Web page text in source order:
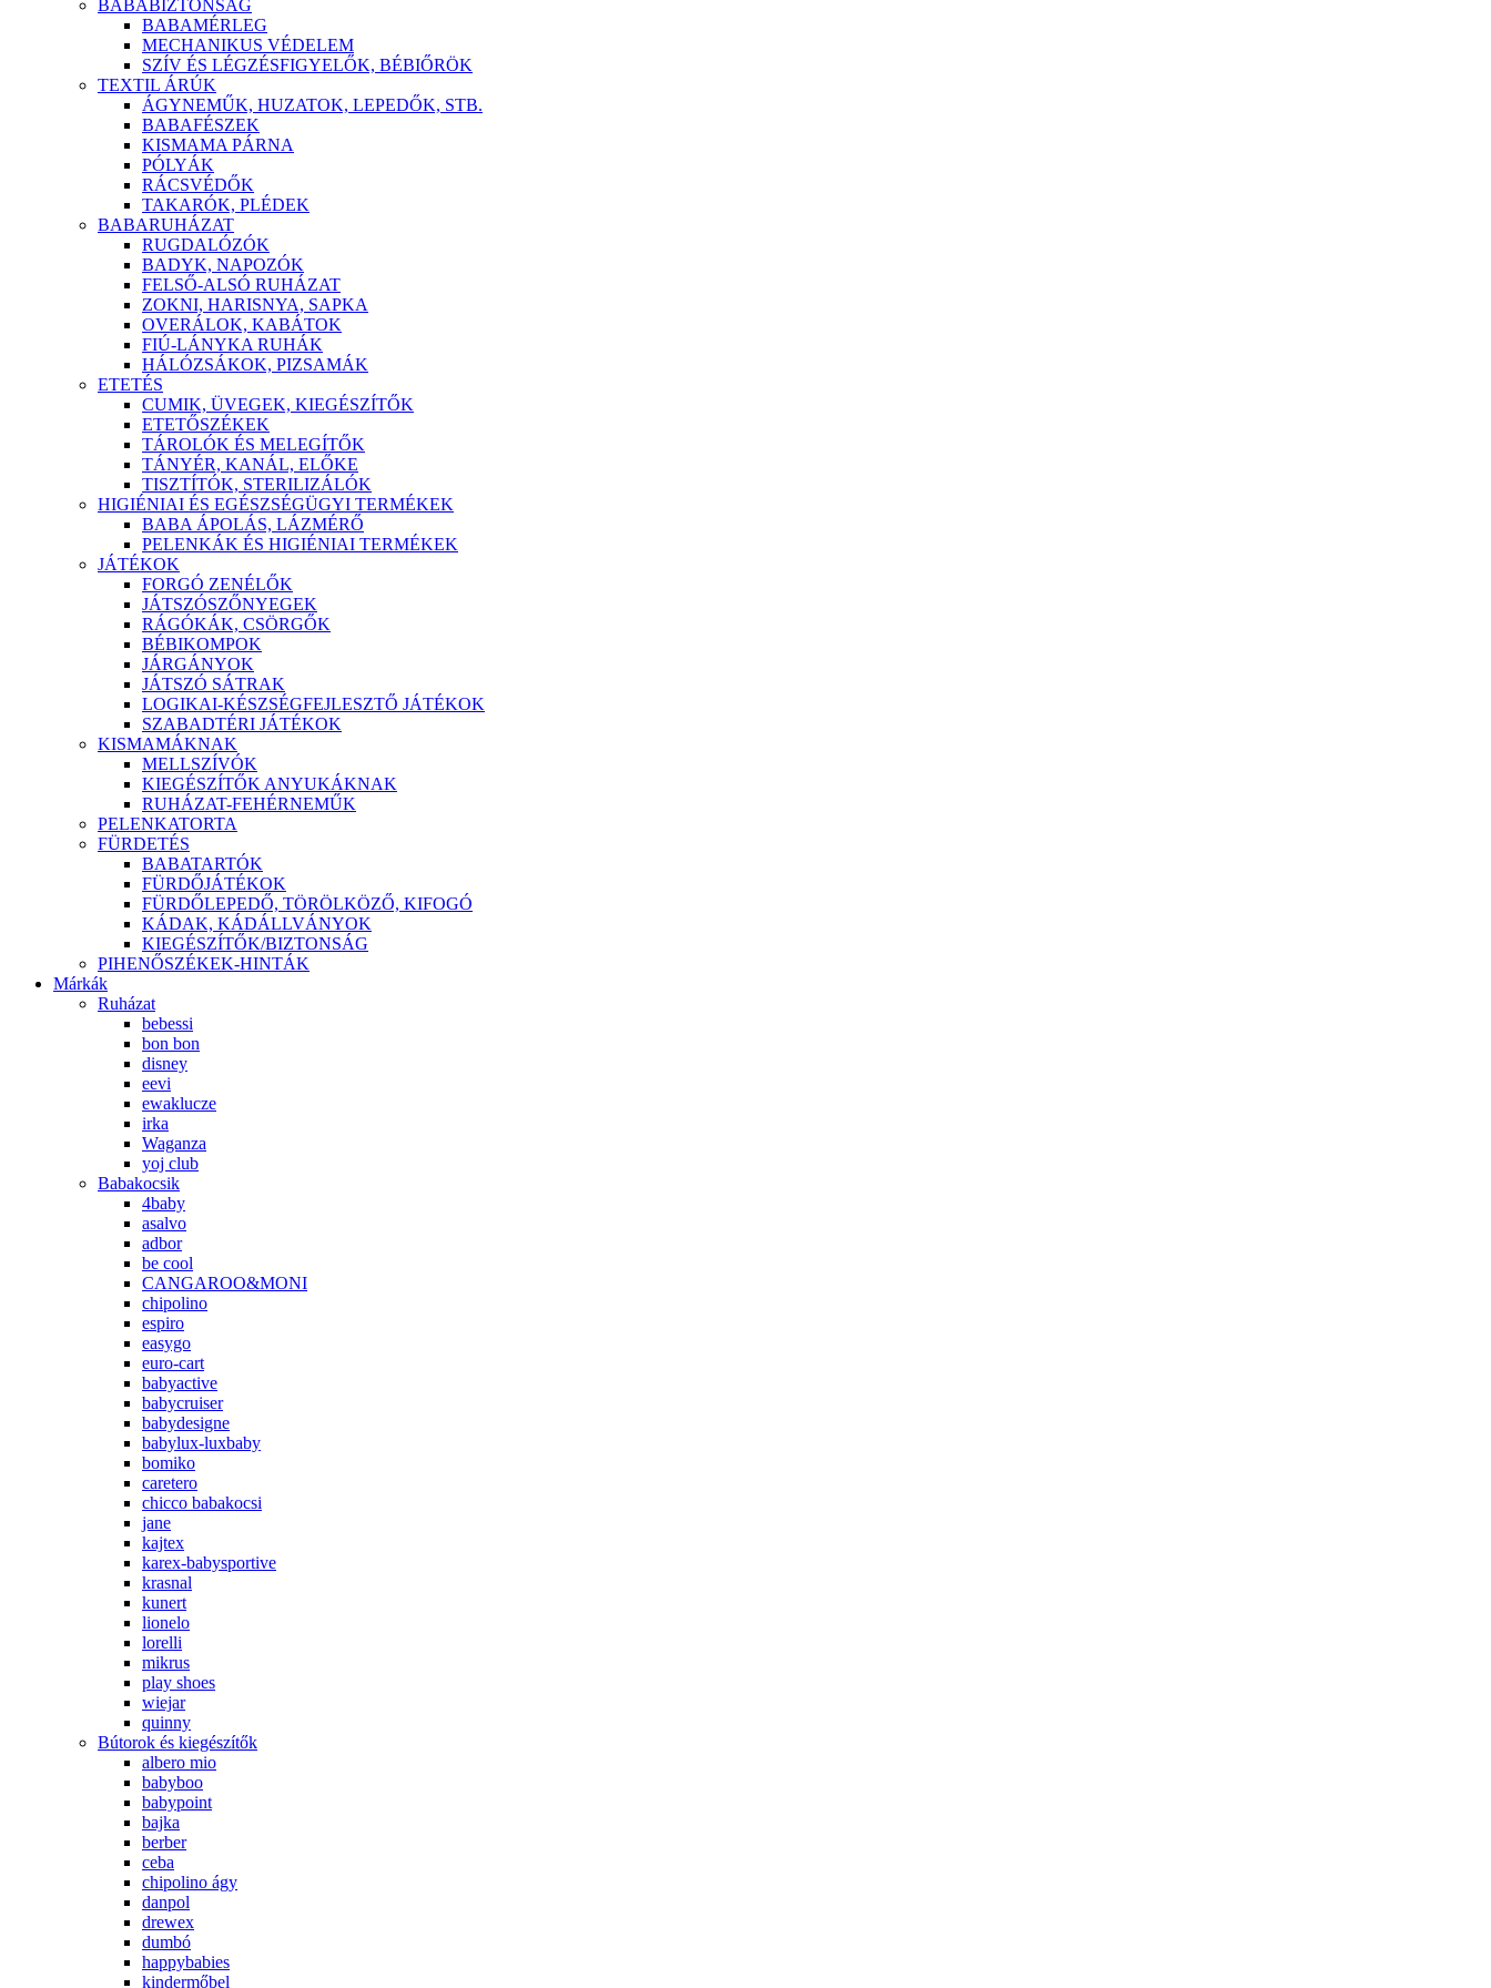
BABABIZTONSÁG
BABAMÉRLEG
MECHANIKUS VÉDELEM
SZÍV ÉS LÉGZÉSFIGYELŐK, BÉBIŐRÖK
TEXTIL ÁRÚK
ÁGYNEMŰK, HUZATOK, LEPEDŐK, STB.
BABAFÉSZEK
KISMAMA PÁRNA
PÓLYÁK
RÁCSVÉDŐK
TAKARÓK, PLÉDEK
BABARUHÁZAT
RUGDALÓZÓK
BADYK, NAPOZÓK
FELSŐ-ALSÓ RUHÁZAT
ZOKNI, HARISNYA, SAPKA
OVERÁLOK, KABÁTOK
FIÚ-LÁNYKA RUHÁK
HÁLÓZSÁKOK, PIZSAMÁK
ETETÉS
CUMIK, ÜVEGEK, KIEGÉSZÍTŐK
ETETŐSZÉKEK
TÁROLÓK ÉS MELEGÍTŐK
TÁNYÉR, KANÁL, ELŐKE
TISZTÍTÓK, STERILIZÁLÓK
HIGIÉNIAI ÉS EGÉSZSÉGÜGYI TERMÉKEK
BABA ÁPOLÁS, LÁZMÉRŐ
PELENKÁK ÉS HIGIÉNIAI TERMÉKEK
JÁTÉKOK
FORGÓ ZENÉLŐK
JÁTSZÓSZŐNYEGEK
RÁGÓKÁK, CSÖRGŐK
BÉBIKOMPOK
JÁRGÁNYOK
JÁTSZÓ SÁTRAK
LOGIKAI-KÉSZSÉGFEJLESZTŐ JÁTÉKOK
SZABADTÉRI JÁTÉKOK
KISMAMÁKNAK
MELLSZÍVÓK
KIEGÉSZÍTŐK ANYUKÁKNAK
RUHÁZAT-FEHÉRNEMŰK
PELENKATORTA
FÜRDETÉS
BABATARTÓK
FÜRDŐJÁTÉKOK
FÜRDŐLEPEDŐ, TÖRÖLKÖZŐ, KIFOGÓ
KÁDAK, KÁDÁLLVÁNYOK
KIEGÉSZÍTŐK/BIZTONSÁG
PIHENŐSZÉKEK-HINTÁK
Márkák
Ruházat
bebessi
bon bon
disney
eevi
ewaklucze
irka
Waganza
yoj club
Babakocsik
4baby
asalvo
adbor
be cool
CANGAROO&MONI
chipolino
espiro
easygo
euro-cart
babyactive
babycruiser
babydesigne
babylux-luxbaby
bomiko
caretero
chicco babakocsi
jane
kajtex
karex-babysportive
krasnal
kunert
lionelo
lorelli
mikrus
play shoes
wiejar
quinny
Bútorok és kiegészítők
albero mio
babyboo
babypoint
bajka
berber
ceba
chipolino ágy
danpol
drewex
dumbó
happybabies
kindermőbel